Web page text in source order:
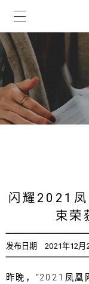
闪耀2021凤
束荣
发布日期 2021年12月
昨晚，“2021凤凰